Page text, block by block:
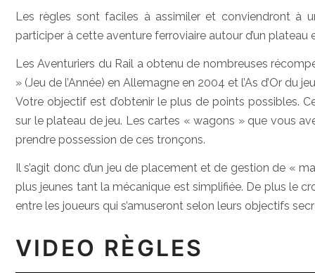
Les règles sont faciles à assimiler et conviendront à
participer à cette aventure ferroviaire autour d’un plateau
Les Aventuriers du Rail a obtenu de nombreuses
» (Jeu de l’Année) en Allemagne en 2004 et l’As d’Or du
Votre objectif est d’obtenir le plus de points possibles.
sur le plateau de jeu. Les cartes « wagons » que vous
prendre possession de ces tronçons.
Il s’agit donc d’un jeu de placement et de gestion de «
plus jeunes tant la mécanique est simplifiée. De plus le
entre les joueurs qui s’amuseront selon leurs objectifs
VIDEO RÈGLES